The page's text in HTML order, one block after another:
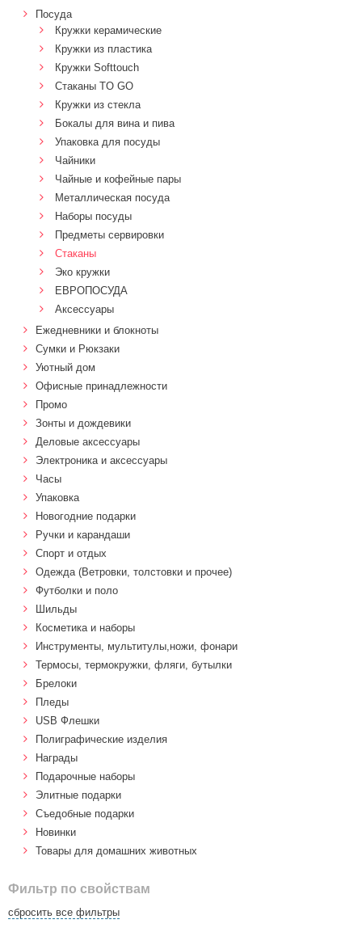
Посуда
Кружки керамические
Кружки из пластика
Кружки Softtouch
Стаканы TO GO
Кружки из стекла
Бокалы для вина и пива
Упаковка для посуды
Чайники
Чайные и кофейные пары
Металлическая посуда
Наборы посуды
Предметы сервировки
Стаканы
Эко кружки
ЕВРОПОСУДА
Аксессуары
Ежедневники и блокноты
Сумки и Рюкзаки
Уютный дом
Офисные принадлежности
Промо
Зонты и дождевики
Деловые аксессуары
Электроника и аксессуары
Часы
Упаковка
Новогодние подарки
Ручки и карандаши
Спорт и отдых
Одежда (Ветровки, толстовки и прочее)
Футболки и поло
Шильды
Косметика и наборы
Инструменты, мультитулы,ножи, фонари
Термосы, термокружки, фляги, бутылки
Брелоки
Пледы
USB Флешки
Полиграфические изделия
Награды
Подарочные наборы
Элитные подарки
Cъедобные подарки
Новинки
Товары для домашних животных
Фильтр по свойствам
сбросить все фильтры